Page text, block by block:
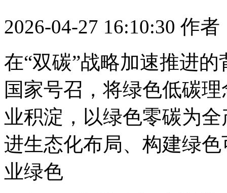
2026-04-27 16:10:30 作者
在“双碳”战略加速推进
国家号召，将绿色低碳
业积淀，以绿色零碳为
进生态化布局、构建绿
业绿色